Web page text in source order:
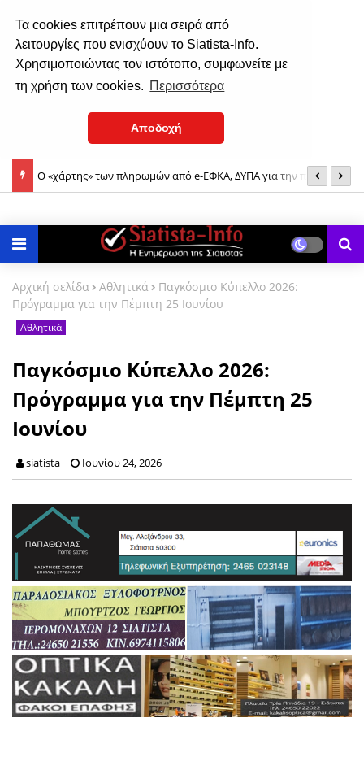
Τα cookies επιτρέπουν μια σειρά από
λειτουργίες που ενισχύουν το Siatista-Info.
Χρησιμοποιώντας τον ιστότοπο, συμφωνείτε με
τη χρήση των cookies. Περισσότερα
Αποδοχή
Ο «χάρτης» των πληρωμών από e-ΕΦΚΑ, ΔΥΠΑ για την περίοδο 10
Αρχική σελίδα Αθλητικά
Παγκόσμιο Κύπελλο 2026:
Πρόγραμμα για την Πέμπτη 25 Ιουνίου
Αθλητικά
Παγκόσμιο Κύπελλο 2026:
Πρόγραμμα για την Πέμπτη 25
Ιουνίου
siatista Ιουνίου 24, 2026